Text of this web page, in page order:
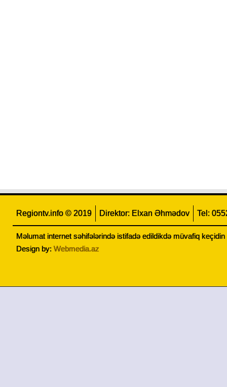
Regiontv.info © 2019 Direktor: Elxan Əhmədov Tel:
Məlumat internet səhifələrində istifadə edildikdə müvafiq keçidin
Design by: Webmedia.az